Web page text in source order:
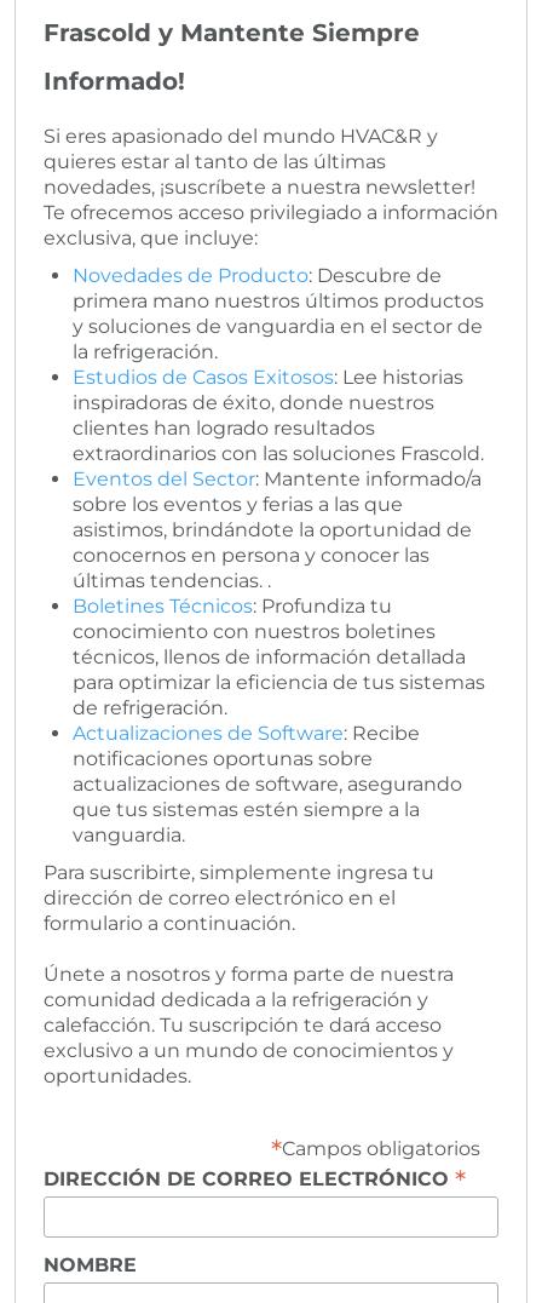
Frascold y Mantente Siempre
Informado!
Si eres apasionado del mundo HVAC&R y
quieres estar al tanto de las últimas
novedades, ¡suscríbete a nuestra newsletter!
Te ofrecemos acceso privilegiado a información
exclusiva, que incluye:
Novedades de Producto: Descubre de
primera mano nuestros últimos productos
y soluciones de vanguardia en el sector de
la refrigeración.
Estudios de Casos Exitosos: Lee historias
inspiradoras de éxito, donde nuestros
clientes han logrado resultados
extraordinarios con las soluciones Frascold.
Eventos del Sector: Mantente informado/a
sobre los eventos y ferias a las que
asistimos, brindándote la oportunidad de
conocernos en persona y conocer las
últimas tendencias. .
Boletines Técnicos: Profundiza tu
conocimiento con nuestros boletines
técnicos, llenos de información detallada
para optimizar la eficiencia de tus sistemas
de refrigeración.
Actualizaciones de Software: Recibe
notificaciones oportunas sobre
actualizaciones de software, asegurando
que tus sistemas estén siempre a la
vanguardia.
Para suscribirte, simplemente ingresa tu
dirección de correo electrónico en el
formulario a continuación.
Únete a nosotros y forma parte de nuestra
comunidad dedicada a la refrigeración y
calefacción. Tu suscripción te dará acceso
exclusivo a un mundo de conocimientos y
oportunidades.
*Campos obligatorios
DIRECCIÓN DE CORREO ELECTRÓNICO *
NOMBRE